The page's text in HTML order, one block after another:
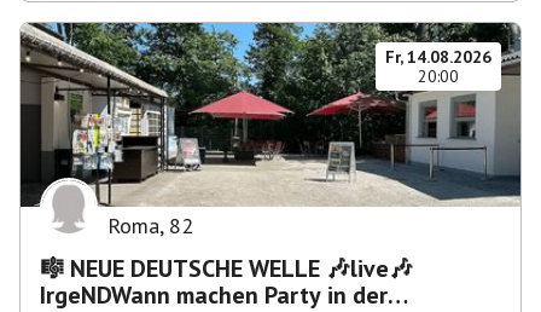
Fr, 14.08.2026
20:00
Roma, 82
🎼 NEUE DEUTSCHE WELLE 🎶live🎶
IrgeNDWann machen Party in der